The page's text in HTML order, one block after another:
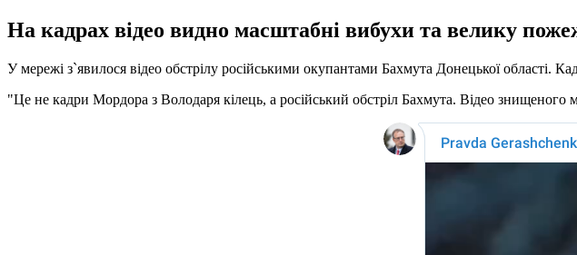
На кадрах відео видно масштабні вибухи та велику
У мережі з`явилося відео обстрілу російськими окупантами Бахмута Донецької області.
"Це не кадри Мордора з Володаря кілець, а російський обстріл Бахмута. Відео